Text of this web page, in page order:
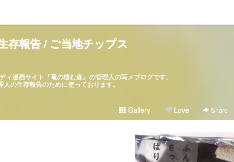
存報告 / ご当地チップス
ィ漫画サイト『竜の棲む森』の管理人の写メブログです。
グは管理人の生存報告のために使っております。
Gallery Love Share